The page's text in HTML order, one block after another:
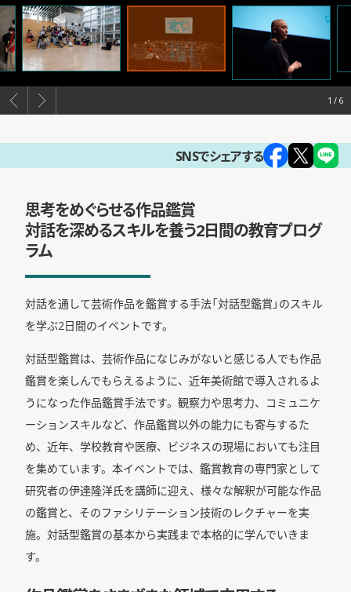
1
SNSでシェアする
思考をめぐらせる作品鑑賞
対話を深めるスキルを養う2日間の教育プログ
ラム
対話を通して芸術作品を鑑賞する手法「対話型鑑賞」のスキル
を学ぶ2日間のイベントです。
対話型鑑賞は、芸術作品になじみがないと感じる人でも作品
鑑賞を楽しんでもらえるように、近年美術館で導入されるよ
うになった作品鑑賞手法です。観察力や思考力、コミュニケ
ーションスキルなど、作品鑑賞以外の能力にも寄与するた
め、近年、学校教育や医療、ビジネスの現場においても注目
を集めています。本イベントでは、鑑賞教育の専門家として
研究者の伊達隆洋氏を講師に迎え、様々な解釈が可能な作品
の鑑賞と、そのファシリテーション技術のレクチャーを実
施。対話型鑑賞の基本から実践まで本格的に学んでいきま
す。